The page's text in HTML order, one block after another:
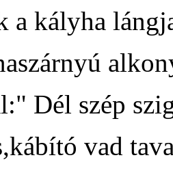
a kályha
Dél szép
vad